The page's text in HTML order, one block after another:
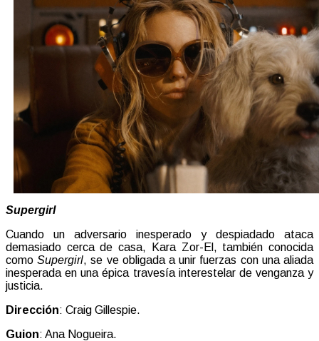
Supergirl
Cuando un adversario inesperado y despiadado ataca
demasiado cerca de casa, Kara Zor-El, también conocida
comoSupergirl, se ve obligada a unir fuerzas con una aliada
inesperada en una épica travesía interestelar de venganza y
justicia.
Dirección: Craig Gillespie.
Guion: Ana Nogueira.